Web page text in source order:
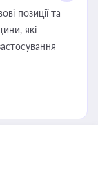
позиції та
які